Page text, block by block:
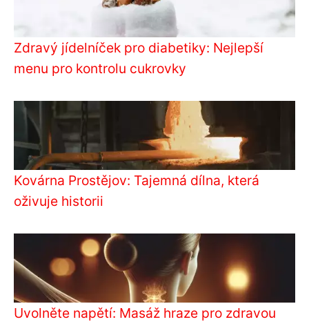
Zdravý jídelníček pro diabetiky: Nejlepší
menu pro kontrolu cukrovky
Kovárna Prostějov: Tajemná dílna, která
oživuje historii
Uvolněte napětí: Masáž hraze pro zdravou